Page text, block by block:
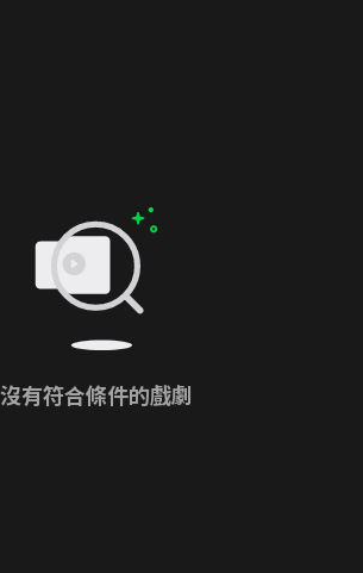
沒有符合條件的戲劇